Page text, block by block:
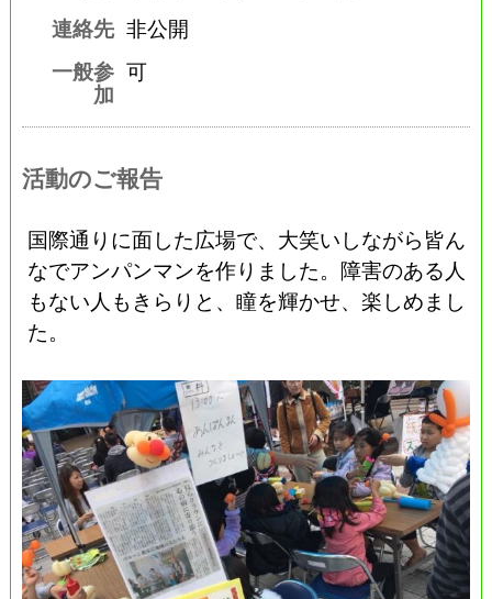
連絡先 非公開
一般参
加
可
活動のご報告
国際通りに面した広場で、大笑いしながら皆ん
なでアンパンマンを作りました。障害のある人
もない人もきらりと、瞳を輝かせ、楽しめまし
た。